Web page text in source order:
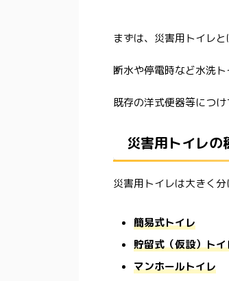
まずは、災害用トイレと
断水や停電時など水洗
既存の洋式便器等につ
災害用トイレの
災害用トイレは大きく分
簡易式トイレ
貯留式（仮設）トイ
マンホールトイレ